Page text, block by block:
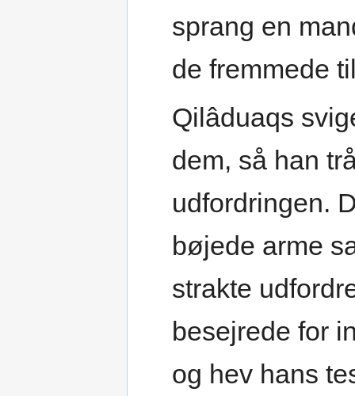
sprang en
de fremmede
Qilâduaqs
dem, så han
udfordringen.
bøjede arme
strakte
besejrede for
og hev hans